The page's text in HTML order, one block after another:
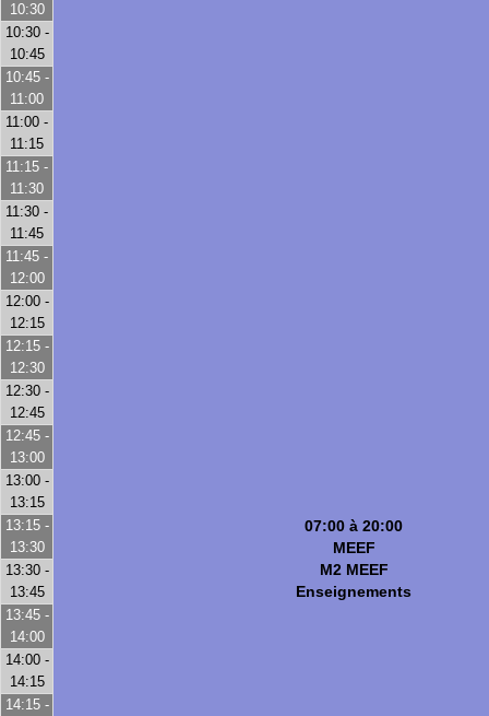
07:00 à 20:00
MEEF
M2 MEEF
Enseignements
10:30
10:30 -
10:45
10:45 -
11:00
11:00 -
11:15
11:15 -
11:30
11:30 -
11:45
11:45 -
12:00
12:00 -
12:15
12:15 -
12:30
12:30 -
12:45
12:45 -
13:00
13:00 -
13:15
13:15 -
13:30
13:30 -
13:45
13:45 -
14:00
14:00 -
14:15
14:15 -